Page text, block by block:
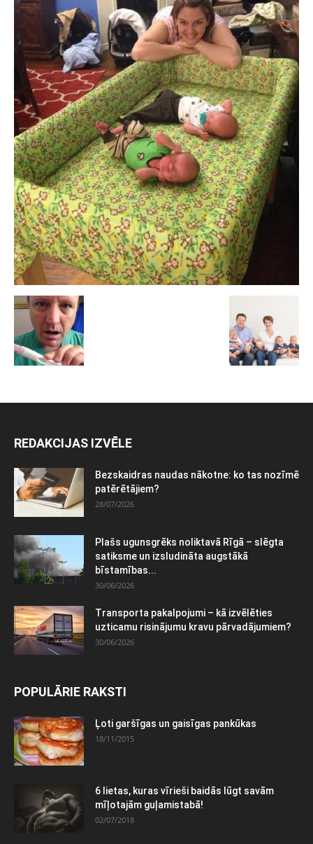
REDAKCIJAS IZVĒLE
Bezskaidras naudas nākotne: ko tas nozīmē
patērētājiem?
28/07/2026
Plašs ugunsgrēks noliktavā Rīgā – slēgta
satiksme un izsludināta augstākā
bīstamības...
30/06/2026
Transporta pakalpojumi – kā izvēlēties
uzticamu risinājumu kravu pārvadājumiem?
30/06/2026
POPULĀRIE RAKSTI
Ļoti garšīgas un gaisīgas pankūkas
18/11/2015
6 lietas, kuras vīrieši baidās lūgt savām
mīļotajām guļamistabā!
02/07/2018